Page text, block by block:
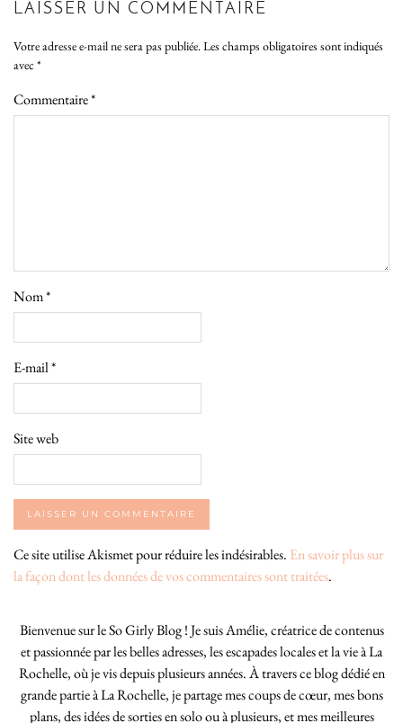
LAISSER UN COMMENTAIRE
Votre adresse e-mail ne sera pas publiée.Les champs obligatoires sont indiqués
avec *
Commentaire*
Nom*
E-mail*
Site web
Ce site utilise Akismet pour réduire les indésirables. En savoir plus sur
la façon dont les données de vos commentaires sont traitées.
Bienvenue sur le So Girly Blog ! Je suis Amélie, créatrice de contenus
et passionnée par les belles adresses, les escapades locales et la vie à La
Rochelle, où je vis depuis plusieurs années. À travers ce blog dédié en
grande partie à La Rochelle, je partage mes coups de cœur, mes bons
plans, des idées de sorties en solo ou à plusieurs, et mes meilleures